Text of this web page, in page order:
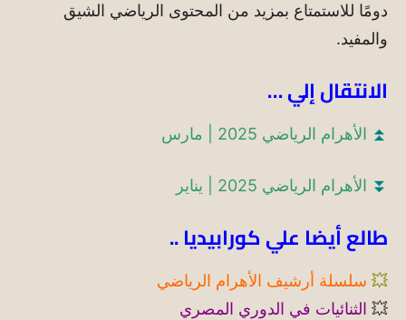
دومًا للاستمتاع بمزيد من المحتوى الرياضي الشيق
والمفيد.
الانتقال إلي …
⏫ الأهرام الرياضي 2025 | مارس
⏬ الأهرام الرياضي 2025 | يناير
طالع أيضا علي كورابيديا ..
💥 سلسلة أرشيف الأهرام الرياضي
💥 الثنائيات في الدوري المصري